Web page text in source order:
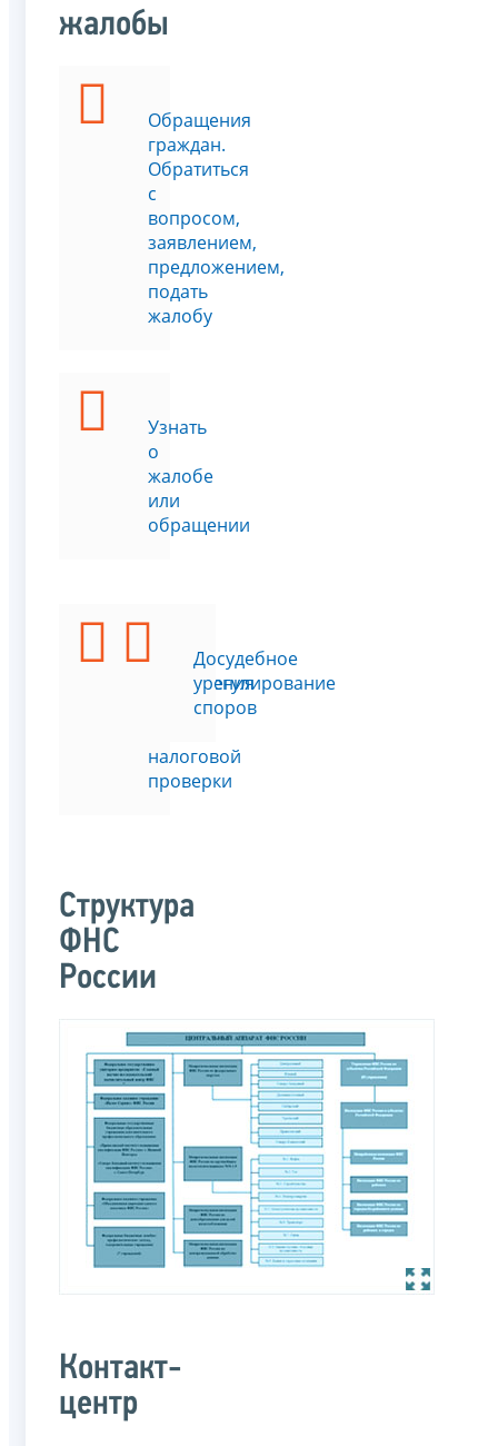
жалобы
Обращения
граждан.
Обратиться
с
вопросом,
заявлением,
предложением,
подать
жалобу
Узнать
о
жалобе
или
обращении
Подать
возражения
налоговой
проверки
Досудебное
урегулирование
споров
Структура
ФНС
России
Контакт-
центр